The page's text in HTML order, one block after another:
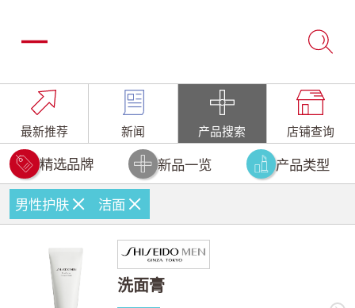
最新推荐 新闻 产品搜索 店铺查询
精选品牌 新品一览 产品类型
男性护肤 洁面
洗面膏